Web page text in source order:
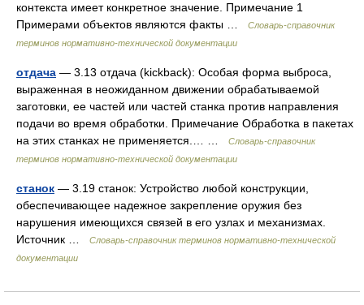
контекста имеет конкретное значение. Примечание 1
Примерами объектов являются факты …
Словарь-справочник
терминов нормативно-технической документации
отдача — 3.13 отдача (kickback): Особая форма выброса,
выраженная в неожиданном движении обрабатываемой
заготовки, ее частей или частей станка против направления
подачи во время обработки. Примечание Обработка в пакетах
на этих станках не применяется.… …
Словарь-справочник
терминов нормативно-технической документации
станок — 3.19 станок: Устройство любой конструкции,
обеспечивающее надежное закрепление оружия без
нарушения имеющихся связей в его узлах и механизмах.
Источник …
Словарь-справочник терминов нормативно-технической
документации